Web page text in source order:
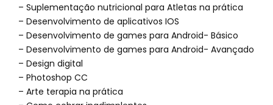
– Suplementação nutricional para Atletas na prática
– Desenvolvimento de aplicativos IOS
– Desenvolvimento de games para Android- Básico
– Desenvolvimento de games para Android- Avançado
– Design digital
– Photoshop CC
– Arte terapia na prática